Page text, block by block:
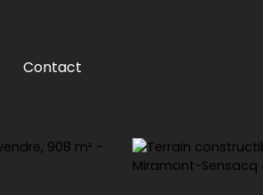
Contact